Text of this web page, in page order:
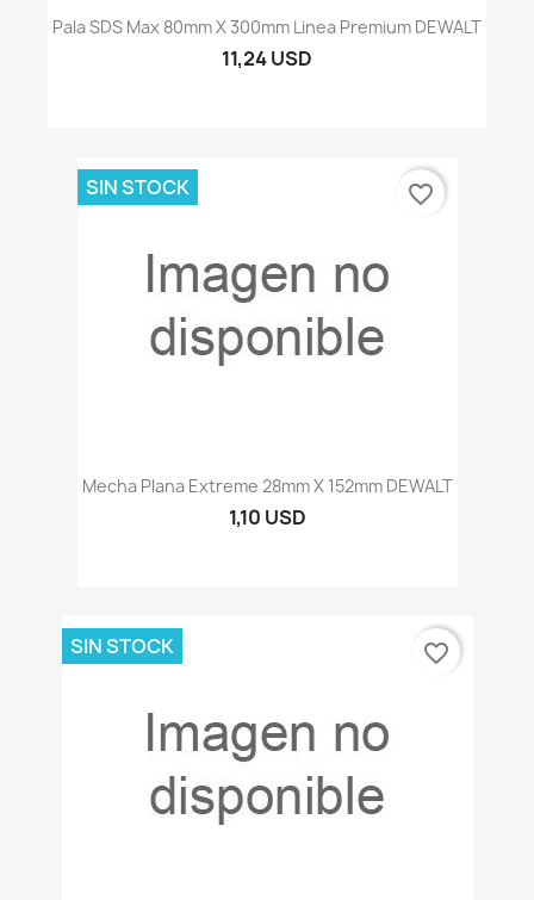
Pala SDS Max 80mm X 300mm Linea Premium DEWALT
11,24 USD
Mecha Plana Extreme 28mm X 152mm DEWALT
1,10 USD
SIN STOCK favorite_border
SIN STOCK favorite_border